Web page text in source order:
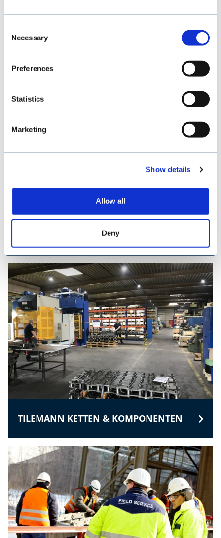
Selection
Necessary
Preferences
Statistics
Marketing
Show details
Allow all
Deny
TILEMANN KETTEN & KOMPONENTEN